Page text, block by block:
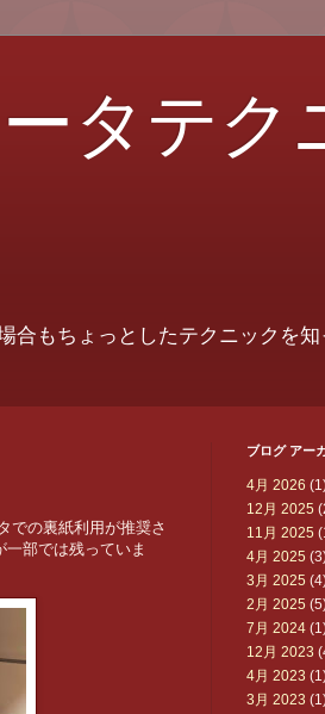
タテク
もちょっとしたテクニックを知
での裏紙利用が推奨さ
部では残っていま
ブログ アー
4月 2026
12月 2025
11月 2025
4月 2025
3月 2025
2月 2025
7月 2024
12月 2023
4月 2023
3月 2023